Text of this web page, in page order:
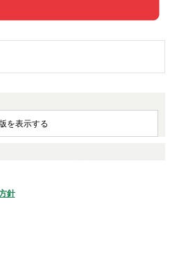
を表示する
針